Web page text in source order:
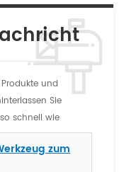
und
Sie
schnell wie
zum